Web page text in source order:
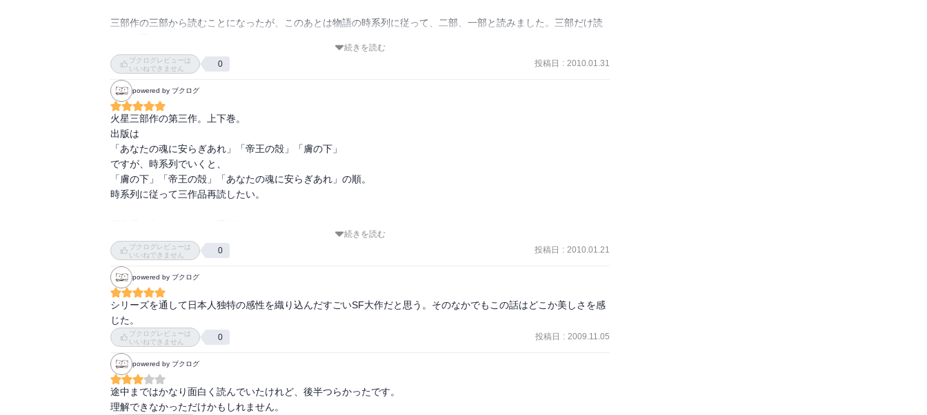
三部作の三部から読むことになったが、このあとは物語の時系列に従って、二部、一部と読みました。三部だけ読
＜だいこんまる＞
私は一部から読みましたぁ。
一部（あな魂）→三部（膚）と読めばいいと思います。
二部（帝王）は？？？
続きを読む
ブクログレビューは
いいねできません
0 投稿日 : 2010.01.31
powered by ブクログ
火星三部作の第三作。上下巻。
出版は
「あなたの魂に安らぎあれ」「帝王の殻」「膚の下」
ですが、時系列でいくと、
「膚の下」「帝王の殻」「あなたの魂に安らぎあれ」の順。
時系列に従って三作品再読したい。
神林さんは難しいけど読み応えがあって
いろいろ考えさせられる。
一読しただけでは分からないことも多いので
あと何回か読まなければいけないだろう。
これも、人とは、機械とは、命とは、ということについて
深く考えさせられた。
続きを読む
ブクログレビューは
いいねできません
0 投稿日 : 2010.01.21
powered by ブクログ
シリーズを通して日本人独特の感性を織り込んだすごいSF大作だと思う。そのなかでもこの話はどこか美しさを感
じた。
ブクログレビューは
いいねできません
0 投稿日 : 2009.11.05
powered by ブクログ
途中まではかなり面白く読んでいたけれど、後半つらかったです。
理解できなかっただけかもしれません。